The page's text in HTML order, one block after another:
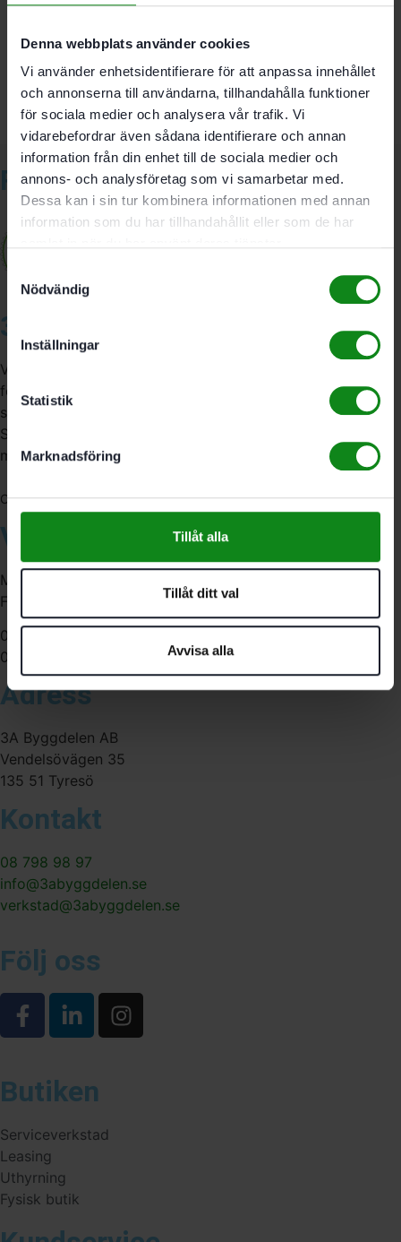
Denna webbplats använder cookies
Vi använder enhetsidentifierare för att anpassa innehållet
och annonserna till användarna, tillhandahålla funktioner
för sociala medier och analysera vår trafik. Vi
vidarebefordrar även sådana identifierare och annan
information från din enhet till de sociala medier och
annons- och analysföretag som vi samarbetar med.
Dessa kan i sin tur kombinera informationen med annan
information som du har tillhandahållit eller som de har
Samtyckesval
Nödvändig
Inställningar
Statistik
Marknadsföring
Tillåt alla
Tillåt ditt val
Avvisa alla
Bli först med att recensera ”Festool Rekylstopp FS-RSP”
Du måste varainloggadför att skriva en recension.
Relaterade produkter
3A Byggdelen
Vi är återförsäljare av elverktyg, tillbehör, infästning och
förbrukningsmaterial. Vi har en fysisk butik och
serviceverkstad i Stockholm samt en e-handel för hela
Sverige. Av oss får du professionell service av
medarbetare med gedigen erfarenhet.
Org. nr:556341-4290
Våra öppettider
Måndag-Torsdag:
Fredag:
07:00-16:00
07:00-15:00
Adress
3A Byggdelen AB
Vendelsövägen 35
135 51 Tyresö
Kontakt
08 798 98 97
info@3abyggdelen.se
verkstad@3abyggdelen.se
Följ oss
Butiken
Serviceverkstad
Leasing
Uthyrning
Fysisk butik